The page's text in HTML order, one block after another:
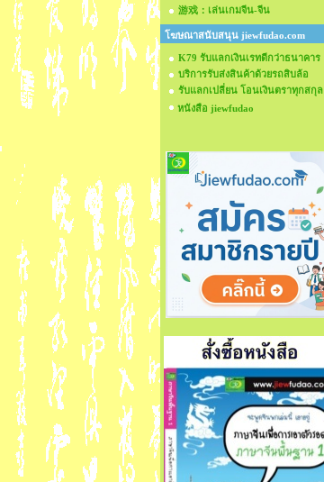
游戏：เล่นเกมจีน-จีน
โฆษณาสนับสนุน jiewfudao.com
K79 รับแลกเงินเรทดีกว่าธนาคาร
บริการรับส่งสินค้าด้วยรถสิบล้อ
รับแลกเปลี่ยน โอนเงินตราทุกสกุล
หนังสือ jiewfudao